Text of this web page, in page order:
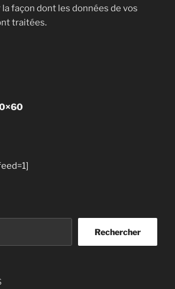
la façon dont les données de vos
traitées.
Rechercher